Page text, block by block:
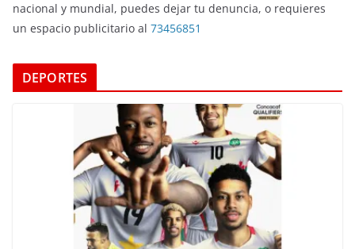
nacional y mundial, puedes dejar tu denuncia, o requieres
un espacio publicitario al 73456851
DEPORTES